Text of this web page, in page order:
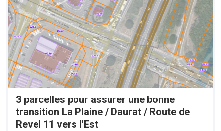
3 parcelles pour assurer une bonne
transition La Plaine / Daurat / Route de
Revel 11 vers l'Est